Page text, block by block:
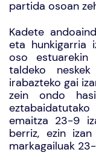
partida osoan
Kadete
eta hunkigarria
oso
taldeko
irabazteko gai
zein ondo
emaitza 23-9
berriz, ezin
markagailuak